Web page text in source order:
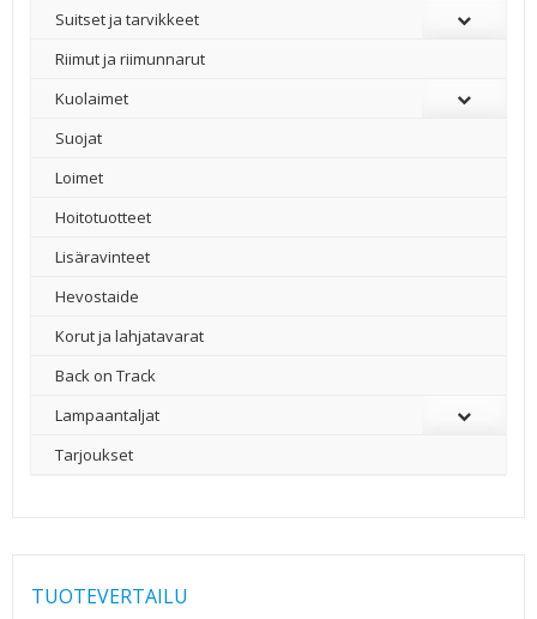
Suitset ja tarvikkeet
Riimut ja riimunnarut
Kuolaimet
Suojat
Loimet
Hoitotuotteet
Lisäravinteet
Hevostaide
Korut ja lahjatavarat
Back on Track
Lampaantaljat
Tarjoukset
TUOTEVERTAILU